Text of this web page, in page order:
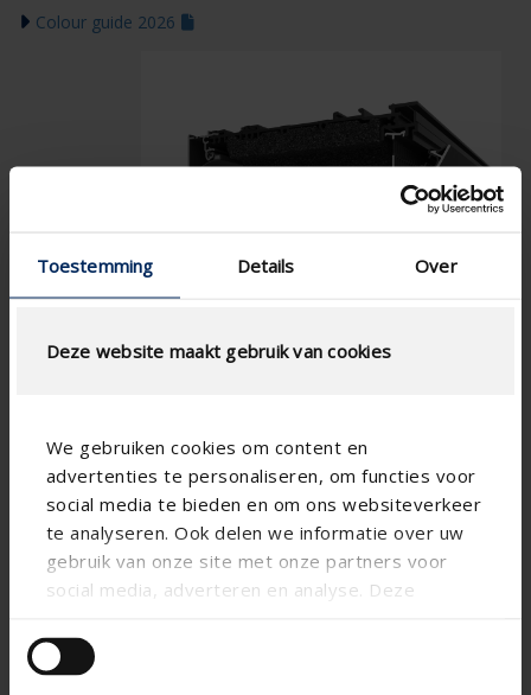
Toestemming Details Over
Deze website maakt gebruik van cookies
We gebruiken cookies om content en
advertenties te personaliseren, om functies voor
social media te bieden en om ons websiteverkeer
te analyseren. Ook delen we informatie over uw
gebruik van onze site met onze partners voor
social media, adverteren en analyse. Deze
andere informatie die u aan ze heeft verstrekt of
die ze hebben verzameld op basis van uw gebruik
Colour guide 2026